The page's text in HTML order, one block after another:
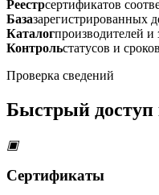
Реестрсертификатов
Базазарегистрированных
Каталогпроизводителей и
Контрольстатусов и
Проверка сведений
Быстрый доступ
▣
Сертификаты